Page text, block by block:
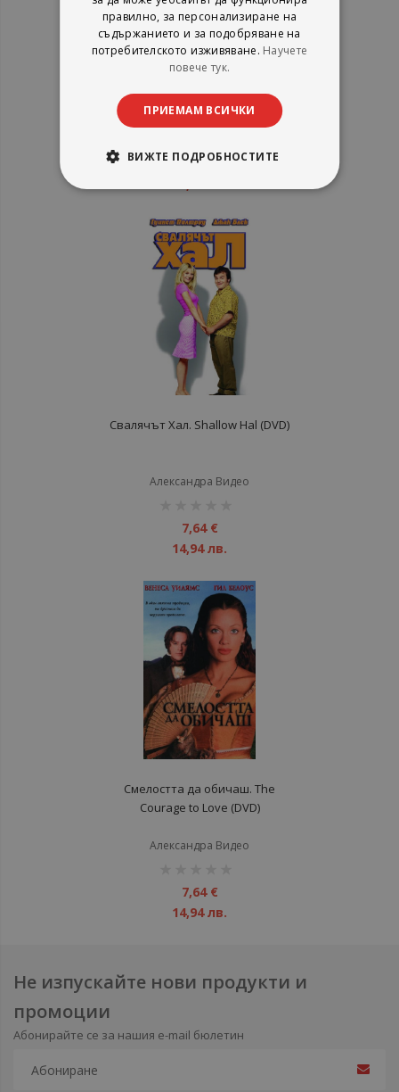
Александра Видео
1%
10,20 €
Свалячът Хал. Shallow Hal (DVD)
Александра Видео
7,64 €
14,94 лв.
Смелостта да обичаш. The
Courage to Love (DVD)
Александра Видео
7,64 €
14,94 лв.
Не изпускайте нови продукти и
промоции
Абонирайте се за нашия e-mail бюлетин
правилно, за персонализиране на
съдържанието и за подобряване на
потребителското изживяване. Научете
повече тук.
ПРИЕМАМ ВСИЧКИ
ВИЖТЕ ПОДРОБНОСТИТЕ